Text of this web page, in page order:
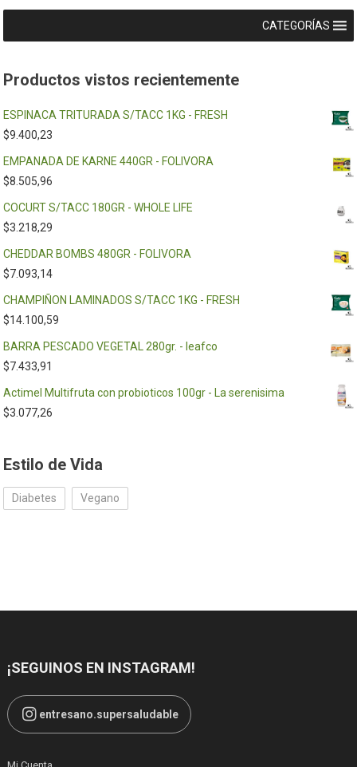
CATEGORÍAS
Productos vistos recientemente
ESPINACA TRITURADA S/TACC 1KG - FRESH
$9.400,23
EMPANADA DE KARNE 440GR - FOLIVORA
$8.505,96
COCURT S/TACC 180GR - WHOLE LIFE
$3.218,29
CHEDDAR BOMBS 480GR - FOLIVORA
$7.093,14
CHAMPIÑON LAMINADOS S/TACC 1KG - FRESH
$14.100,59
BARRA PESCADO VEGETAL 280gr. - leafco
$7.433,91
Actimel Multifruta con probioticos 100gr - La serenisima
$3.077,26
Estilo de Vida
Diabetes Vegano
¡SEGUINOS EN INSTAGRAM!
entresano.supersaludable